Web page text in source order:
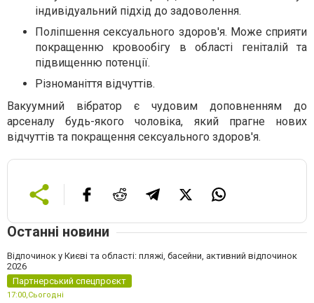
індивідуальний підхід до задоволення.
Поліпшення сексуального здоров'я. Може сприяти
покращенню кровообігу в області геніталій та
підвищенню потенції.
Різноманіття відчуттів.
Вакуумний вібратор є чудовим доповненням до
арсеналу будь-якого чоловіка, який прагне нових
відчуттів та покращення сексуального здоров'я.
Останні новини
Відпочинок у Києві та області: пляжі, басейни, активний відпочинок
2026
Партнерський спецпроєкт
17:00,Сьогодні